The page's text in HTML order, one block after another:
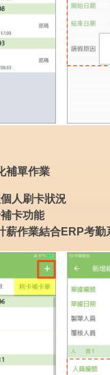
補單作業
人刷卡狀況
卡功能
薪作業結合ERP考勤